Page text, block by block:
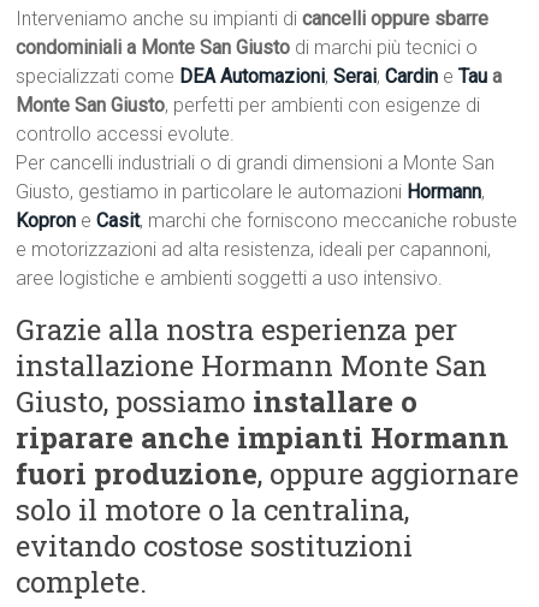
Interveniamo anche su impianti dicancelli oppure sbarre
condominiali a Monte San Giusto di marchi più tecnici o
specializzati come DEA Automazioni,Serai,Cardin eTau a
Monte San Giusto, perfetti per ambienti con esigenze di
controllo accessi evolute.
Per cancelli industriali o di grandi dimensioni a Monte San
Giusto, gestiamo in particolare le automazioni Hormann,
Kopron eCasit, marchi che forniscono meccaniche robuste
e motorizzazioni ad alta resistenza, ideali per capannoni,
aree logistiche e ambienti soggetti a uso intensivo.
Grazie alla nostra esperienza per
installazione Hormann Monte San
Giusto, possiamo installare o
riparare anche impianti Hormann
fuori produzione, oppure aggiornare
solo il motore o la centralina,
evitando costose sostituzioni
complete.